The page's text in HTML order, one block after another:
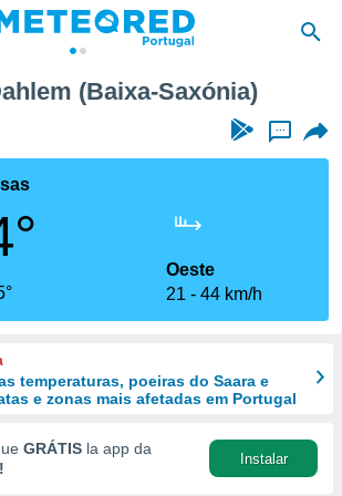
(Baixa-Saxónia)
...
Oeste
21
44 km/h
temperaturas, poeiras do Saara e
e zonas mais afetadas em Portugal
GRÁTIS la app da
Instalar